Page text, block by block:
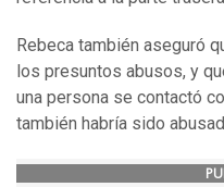
Rebeca también aseguró
los presuntos abusos, y
una persona se contactó
también habría sido